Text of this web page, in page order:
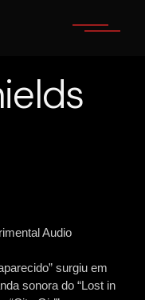
Audio
surgiu em
sonora do “Lost in